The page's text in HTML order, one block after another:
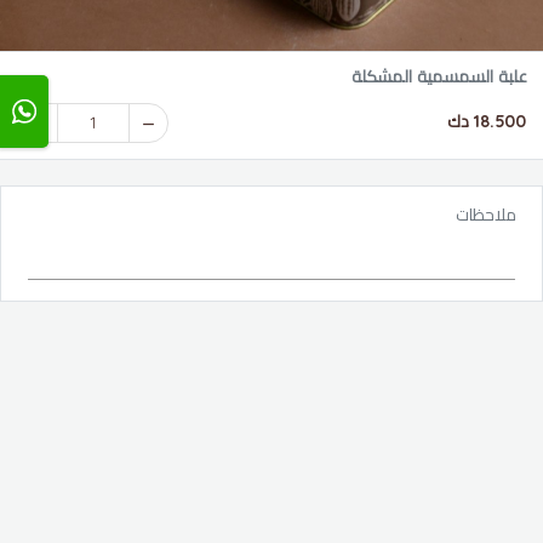
علبة السمسمية المشكلة
18.500 دك 1
ملاحظات